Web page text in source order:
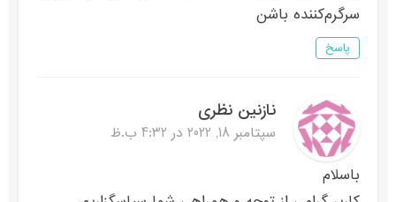
سرگرم‌کننده باشن
پاسخ
نازنین نظری
سپتامبر 18, 2022 در 4:32 ب.ظ
باسلام